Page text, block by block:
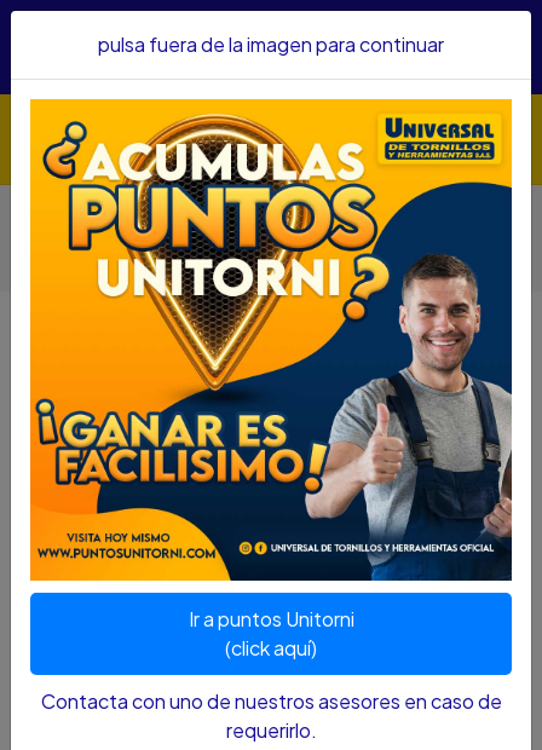
confianza&nbsp;Recibe un KIT PARRILLERO por compras
Herramientas
Accesorios Para Herramientas
Brocas
BROCA ROTOMARTILLO DEWALT SDS MAX 1/2 X 16 X 21
DW5804
BROCA ROTOMARTILLO DEWALT
SDS MAX 1/2 X 16 X 21 DW5804
DESCRIPCIÓN
BROCA ROTOMARTILLO DEWALT SDS MAX 1/2 X 16
X 21 DW5804
SKU....40745235
DESCRIPCIÓN...
DW5804 CaracterísticasNúcleo endurecidoReduce
posibles fracturasSección MaximizadaIncrementa la
transmisión de energía de impactoDiseño doble estría
(4)Elimina los residuos más rápido, perfora con mayor
rapidez y comodidadDiseño de Cabeza
Cóncava.Permite rápido desalojo del material
pulsa fuera de la imagen para continuar
Ir a puntos Unitorni
(click aquí)
Contacta con uno de nuestros asesores en caso de
requerirlo.